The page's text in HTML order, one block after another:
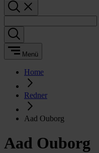
Menü
Home
Redner
Aad Ouborg
Aad Ouborg